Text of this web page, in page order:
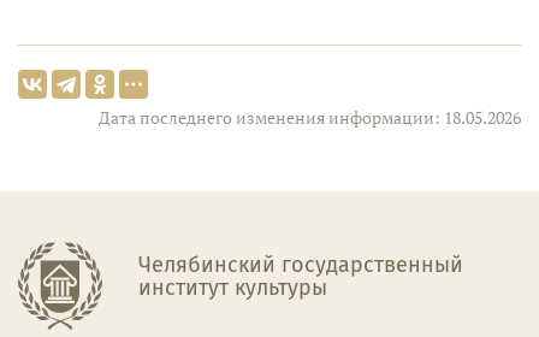
Дата последнего изменения информации: 18.05.2026
Челябинский государственный
институт культуры